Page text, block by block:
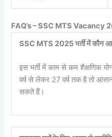
FAQ’s – SSC MTS Vacancy
SSC MTS 2025 भर्ती में कौन
इस भर्ती में काम से कम शैक्षणिक
वर्ष से लेकर 27 वर्ष तक है तो
सकते हैं।